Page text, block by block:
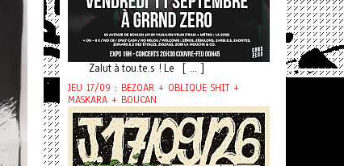
Zalut à tou.te.s ! Le [ ... ]
JEU 17/09 : BEZOAR + OBLIQUE SHIT +
MASKARA + BOUCAN